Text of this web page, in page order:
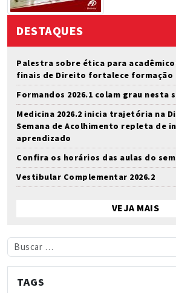
DESTAQUES
Palestra sobre ética para
finais de Direito fortalece formação
Formandos 2026.1 colam grau nesta
Medicina 2026.2 inicia trajetória na
Semana de Acolhimento repleta de
aprendizado
Confira os horários das aulas do
Vestibular Complementar 2026.2
VEJA MAIS
TAGS